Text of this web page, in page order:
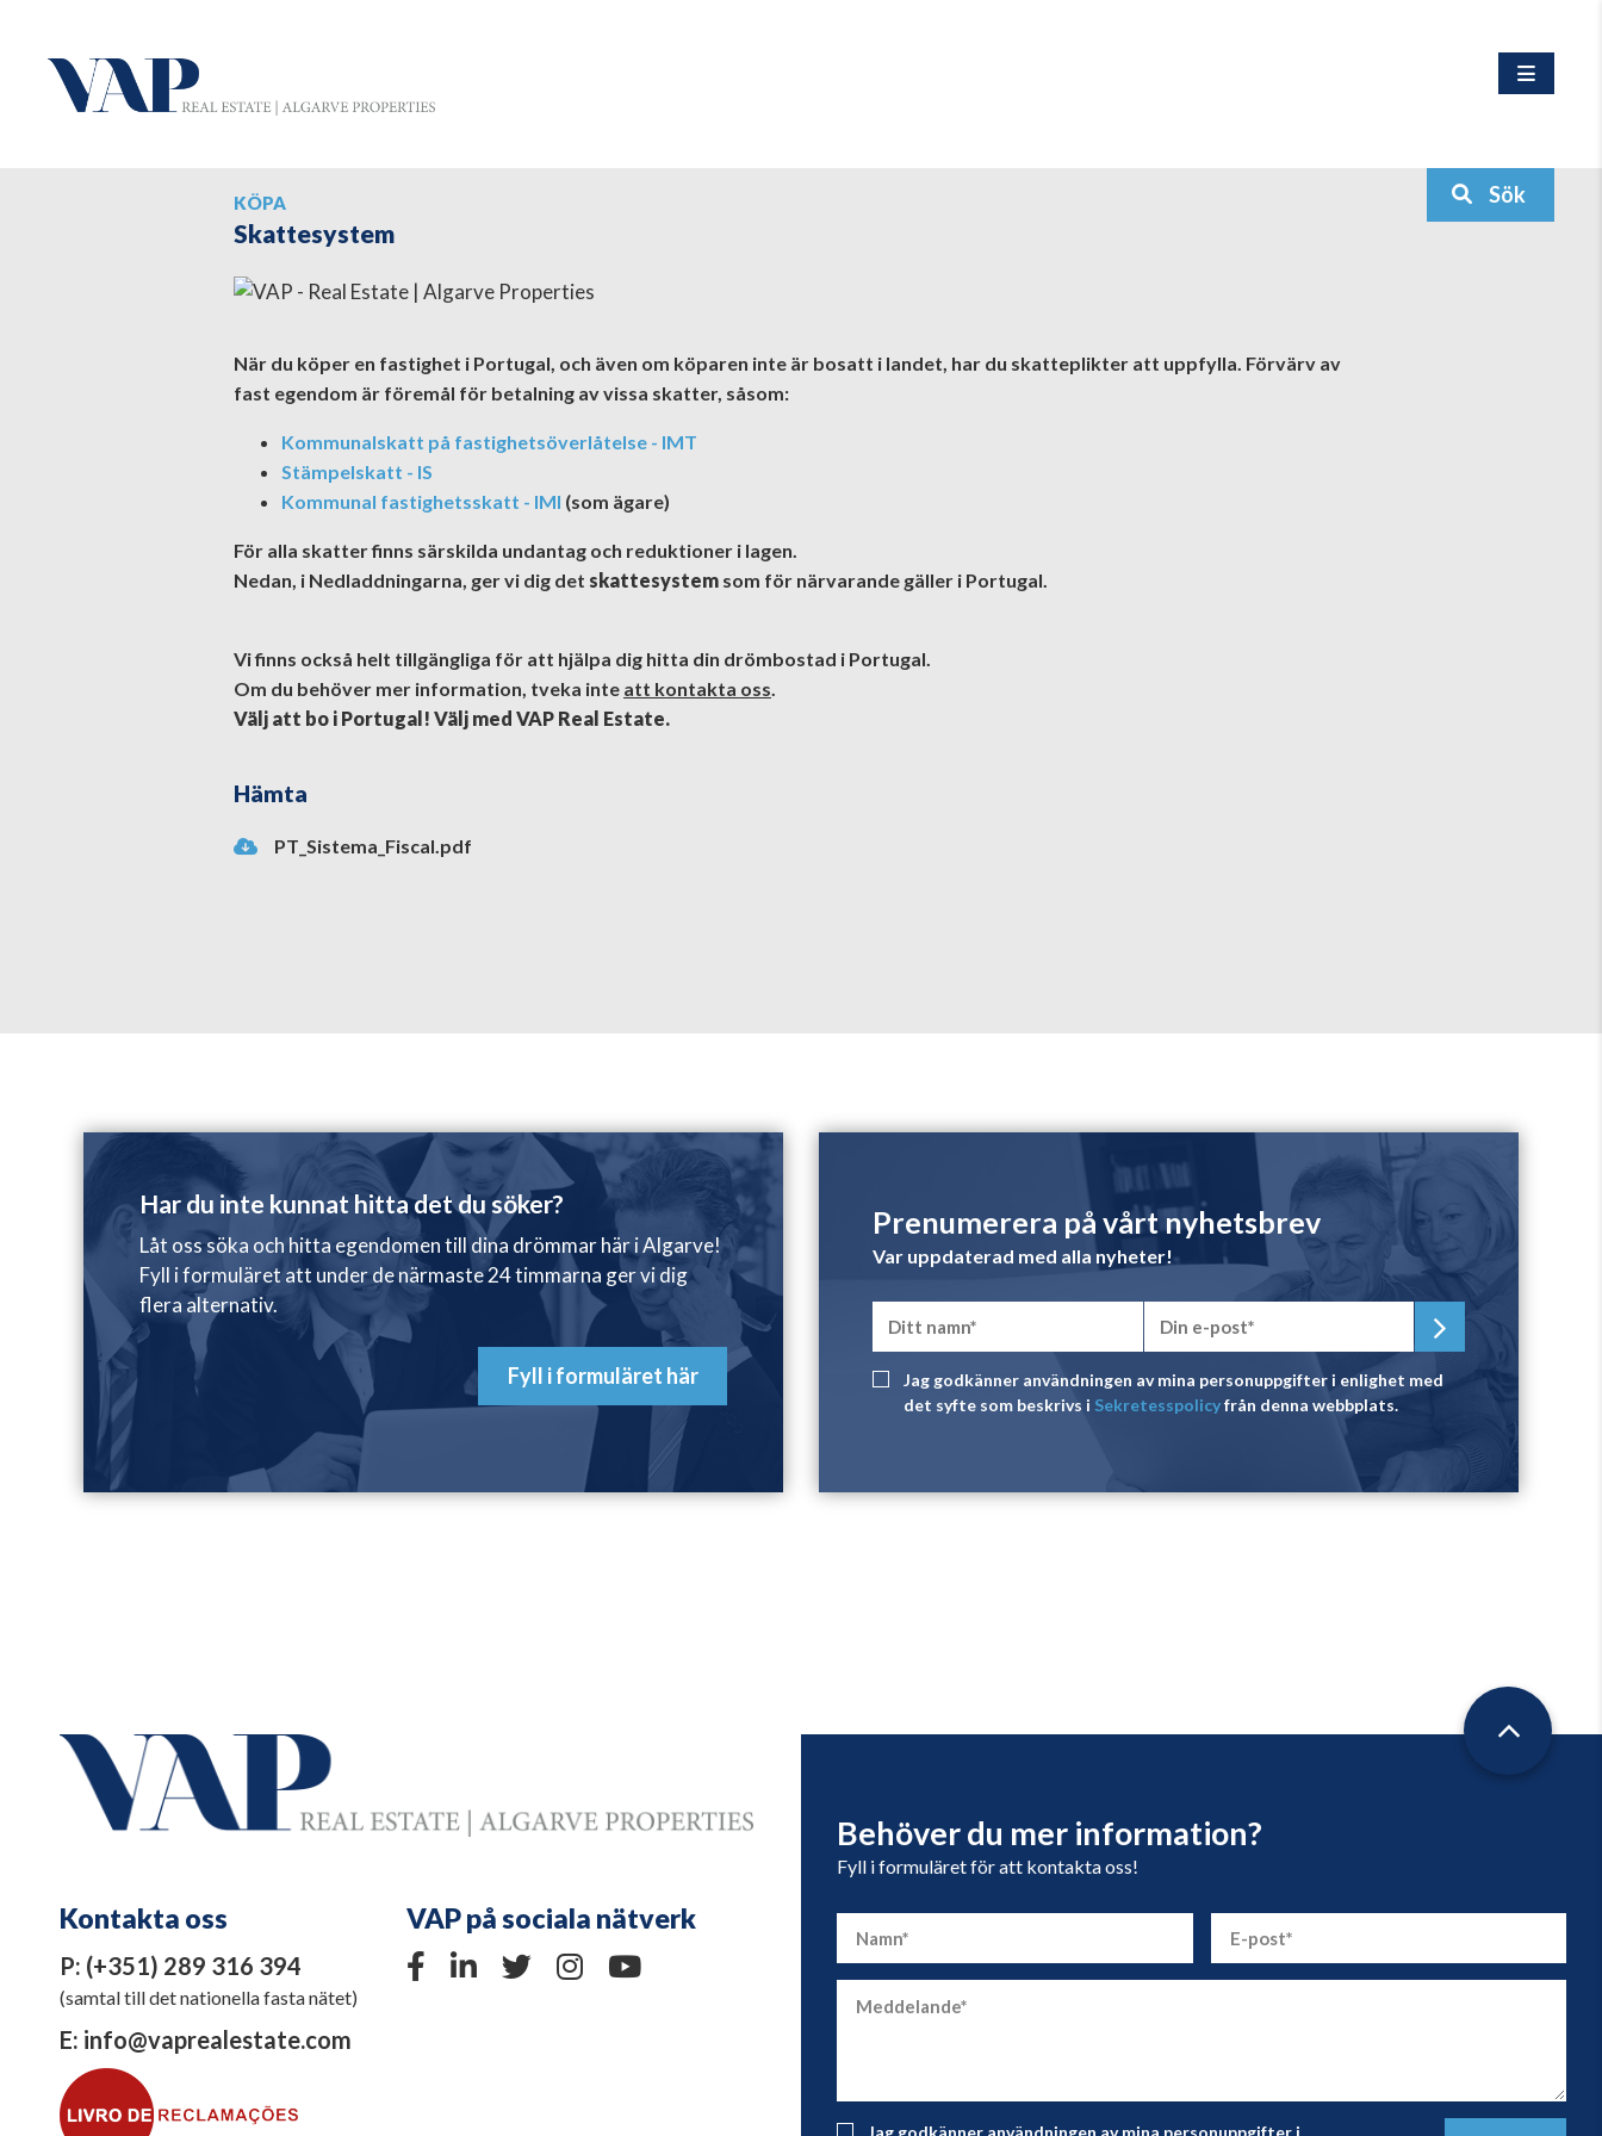
Sök
KÖPA
Skattesystem
När du köper en fastighet i Portugal, och även om köparen inte är bosatt i landet, har du skatteplikter att uppfylla. Förvärv av
fast egendom är föremål för betalning av vissa skatter, såsom:
Kommunalskatt på fastighetsöverlåtelse - IMT
Stämpelskatt - IS
Kommunal fastighetsskatt - IMI (som ägare)
För alla skatter finns särskilda undantag och reduktioner i lagen.
Nedan, i Nedladdningarna, ger vi dig det skattesystem som för närvarande gäller i Portugal.
Vi finns också helt tillgängliga för att hjälpa dig hitta din drömbostad i Portugal.
Om du behöver mer information, tveka inte att kontakta oss.
Välj att bo i Portugal! Välj med VAP Real Estate.
Hämta
PT_Sistema_Fiscal.pdf
Har du inte kunnat hitta det du söker?
Låt oss söka och hitta egendomen till dina drömmar här i Algarve!
Fyll i formuläret att under de närmaste 24 timmarna ger vi dig
flera alternativ.
Fyll i formuläret här
Prenumerera på vårt nyhetsbrev
Var uppdaterad med alla nyheter!
Jag godkänner användningen av mina personuppgifter i enlighet med
det syfte som beskrivs i Sekretesspolicyfrån denna webbplats.
Kontakta oss
P: (+351) 289 316 394
(samtal till det nationella fasta nätet)
E: info@vaprealestate.com
VAP på sociala nätverk
Behöver du mer information?
Fyll i formuläret för att kontakta oss!